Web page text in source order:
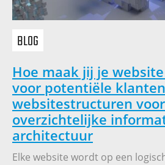
BLOG
Hoe maak jij je
voor potentiële
websitestructuren
overzichtelijke
architectuur
Elke website wordt op een